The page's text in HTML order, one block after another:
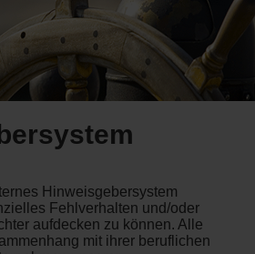
Hinweisgebersystem
Fehlverhalten und/oder
aufdecken zu können. Alle
mit ihrer beruflichen